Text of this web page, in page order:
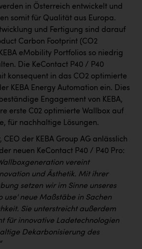
in Österreich entwickelt und
somit für Qualität aus Europa.
und Fertigung sind darauf
Carbon Footprint (CO2
eMobility Portfolios so niedrig
Die KeContact P40 / P40
konsequent in das CO2 optimierte
KEBA Energy Automation ein. Dies
Engagement von KEBA,
erste C02 optimierte Wallbox auf
für nachhaltige Lösungen.
CEO der KEBA Group AG anlässlich
neuen KeContact P40 / P40 Pro:
vereint
und Ästhetik. Mit ihrer
setzen wir im Sinne unseres
use' neue Maßstäbe in Sachen
Sie unterstreicht außerdem
für innovative Ladetechnologien
Dekarbonisierung des